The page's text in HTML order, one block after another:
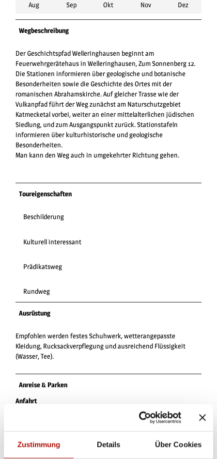
Zustimmung Details Über Cookies
Aug Sep Okt Nov Dez
Wegbeschreibung
Der Geschichtspfad Welleringhausen beginnt am
Feuerwehrgerätehaus in Welleringhausen, Zum Sonnenberg 12.
Die Stationen informieren über geologische und botanische
Besonderheiten sowie die Geschichte des Ortes mit der
romanischen Abrahamskirche. Auf gleicher Trasse wie der
Vulkanpfad führt der Weg zunächst am Naturschutzgebiet
Katmecketal vorbei, weiter an einer mittelalterlichen jüdischen
Siedlung, und zum Ausgangspunkt zurück. Stationstafeln
informieren über kulturhistorische und geologische
Besonderheiten.
Man kann den Weg auch in umgekehrter Richtung gehen.
Toureigenschaften
Beschilderung
Kulturell interessant
Prädikatsweg
Rundweg
Ausrüstung
Empfohlen werden festes Schuhwerk, wetterangepasste
Kleidung, Rucksackverpflegung und ausreichend Flüssigkeit
(Wasser, Tee).
Anreise & Parken
Anfahrt
Mit dem Auto über die B251 bis zum Gasthof Ohlenbeck zwischen